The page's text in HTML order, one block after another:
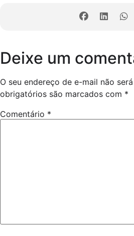
Deixe um
O seu endereço de e-mail não
obrigatórios são marcados com *
Comentário *